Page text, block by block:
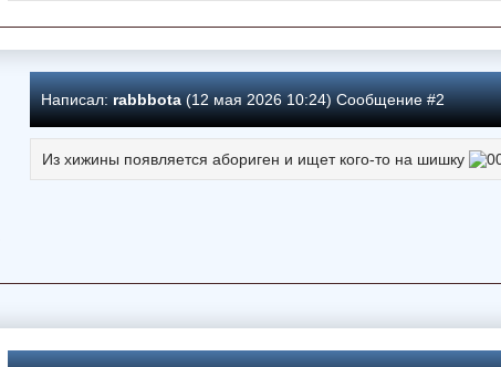
Написал: rabbbota(12 мая 2026 10:24) Сообщение #2
Из хижины появляется абориген и ищет кого-то на шишку